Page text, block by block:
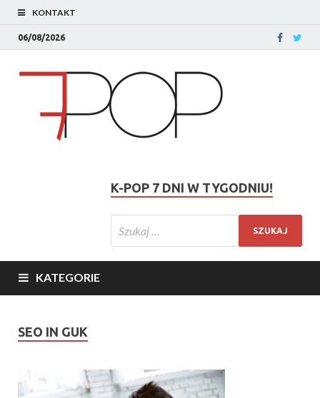
KONTAKT
06/08/2026
K-POP 7 DNI W TYGODNIU!
KATEGORIE
SEO IN GUK